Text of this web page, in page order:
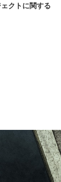
クトに関する